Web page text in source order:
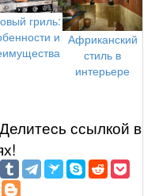
гриль:
и Африканский
стиль в
интерьере
ссылкой в